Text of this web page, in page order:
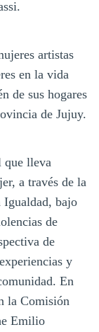
artistas
en la vida
de sus hogares
de Jujuy.
que lleva
a través de la
Igualdad, bajo
de
de
y
En
la Comisión
Emilio